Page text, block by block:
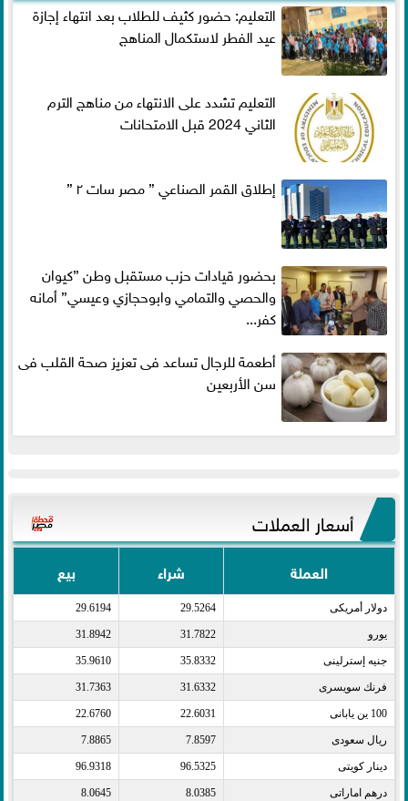
التعليم: حضور كثيف للطلاب بعد انتهاء إجازة
عيد الفطر لاستكمال المناهج
التعليم تشدد على الانتهاء من مناهج الترم
الثاني 2024 قبل الامتحانات
إطلاق القمر الصناعي ” مصر سات ٢ ”
بحضور قيادات حزب مستقبل وطن ”كيوان
والحصي والتمامي وابوحجازي وعيسي” أمانه
كفر...
أطعمة للرجال تساعد فى تعزيز صحة القلب فى
سن الأربعين
أسعار العملات
العملة شراء بيع
دولار أمريكى​ 29.5264
29.6194
يورو​ 31.7822
31.8942
جنيه إسترلينى​ 35.8332
35.9610
فرنك سويسرى​ 31.6332
31.7363
100 ين يابانى​ 22.6031
22.6760
ريال سعودى​ 7.8597
7.8865
دينار كويتى​ 96.5325
96.9318
درهم اماراتى​ 8.0385
8.0645